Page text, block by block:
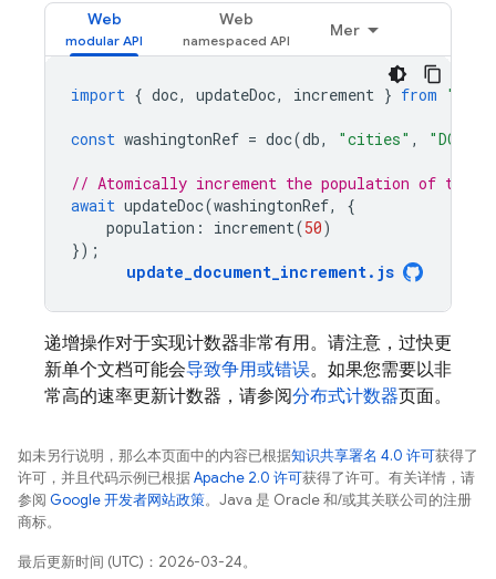
Web Web
Mer
import { doc, updateDoc, increment } from
const washingtonRef = doc(db, "cities" , "DC"
// Atomically increment the population of the
await updateDoc(washingtonRef,
{
population : increment(50)
});
update_document_increment. js
递增操作对于实现计数器非常有用。请注意，过快更
新单个文档可能会导致争用或错误。如果您需要以非
常高的速率更新计数器，请参阅分布式计数器页面。
如未另行说明，那么本页面中的内容已根据知识共享署名 4.0 许可获得了
许可，并且代码示例已根据Apache 2.0 许可获得了许可。有关详情，请
参阅 Google 开发者网站政策。Java 是 Oracle 和/或其关联公司的注册
商标。
最后更新时间 (UTC)：2026-03-24。